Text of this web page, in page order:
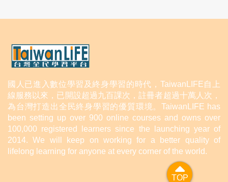
TOP
TOP
國人已進入數位學習及終身學習的時代，TaiwanLIFE自上
線服務以來，已開設超過九百課次，註冊者超過十萬人次，
為台灣打造出全民終身學習的優質環境。TaiwanLIFE has
been setting up over 900 online courses and owns over
100,000 registered learners since the launching year of
2014. We will keep on working for a better quality of
lifelong learning for anyone at every corner of the world.